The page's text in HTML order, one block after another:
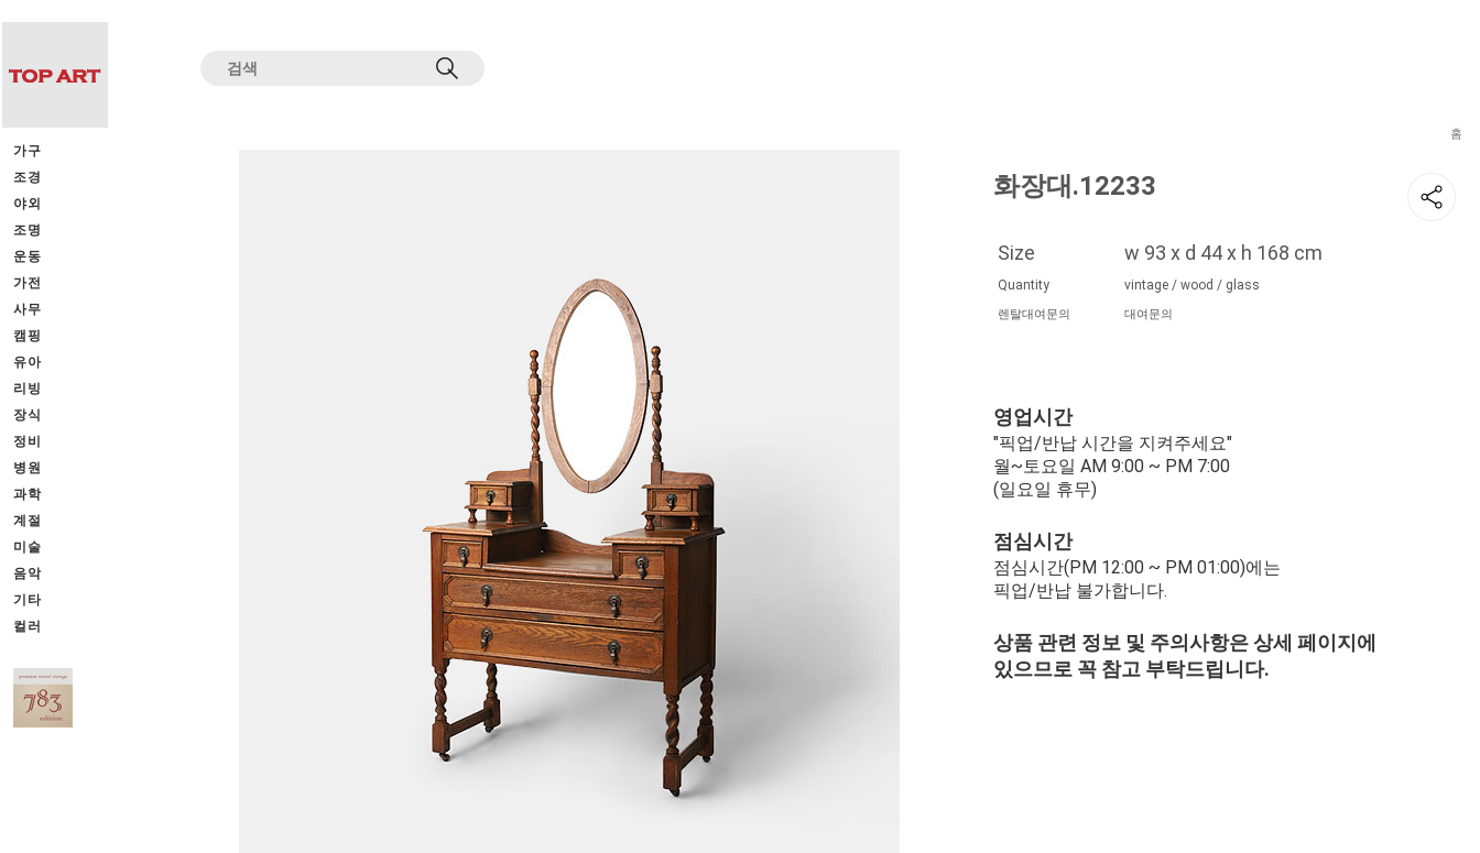
홈
화장대.12233
Size w 93 x d 44 x h 168 cm
Quantity vintage / wood / glass
렌탈대여문의 대여문의
영업시간
"픽업/반납 시간을 지켜주세요"
월~토요일 AM 9:00 ~ PM 7:00
(일요일 휴무)
점심시간
점심시간(PM 12:00 ~ PM 01:00)에는
픽업/반납 불가합니다.
상품 관련 정보 및 주의사항은 상세 페이지에
있으므로 꼭 참고 부탁드립니다.
가구
조경
야외
조명
운동
가전
사무
캠핑
유아
리빙
장식
정비
병원
과학
계절
미술
음악
기타
컬러